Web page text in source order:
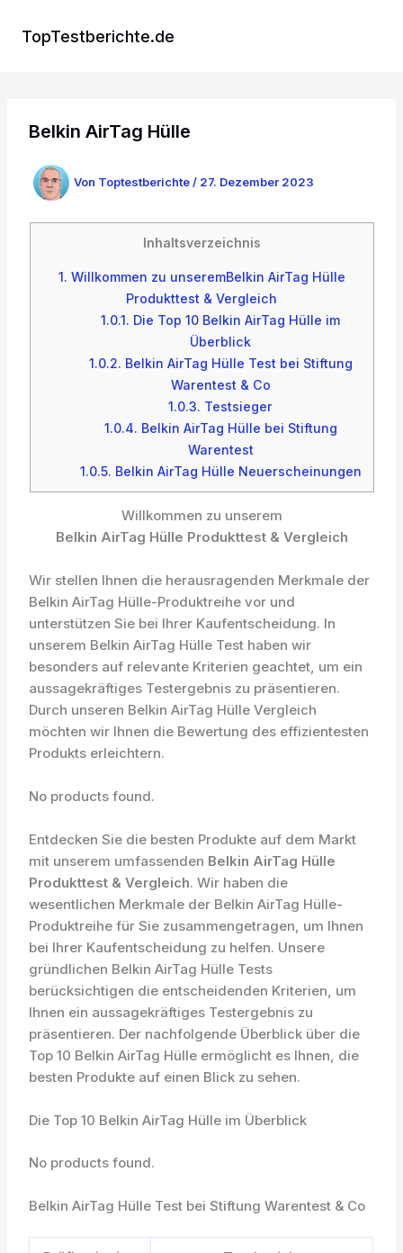
InhaltTopTestberichte.de
Belkin AirTag Hülle
Von Toptestberichte / 27. Dezember 2023
Inhaltsverzeichnis
1. Willkommen zu unseremBelkin AirTag Hülle
Produkttest & Vergleich
1.0.1. Die Top 10 Belkin AirTag Hülle im
Überblick
1.0.2. Belkin AirTag Hülle Test bei Stiftung
Warentest & Co
1.0.3. Testsieger
1.0.4. Belkin AirTag Hülle bei Stiftung
Warentest
1.0.5. Belkin AirTag Hülle Neuerscheinungen
Willkommen zu unserem
Belkin AirTag Hülle Produkttest & Vergleich
Wir stellen Ihnen die herausragenden Merkmale der
Belkin AirTag Hülle-Produktreihe vor und
unterstützen Sie bei Ihrer Kaufentscheidung. In
unserem Belkin AirTag Hülle Test haben wir
besonders auf relevante Kriterien geachtet, um ein
aussagekräftiges Testergebnis zu präsentieren.
Durch unseren Belkin AirTag Hülle Vergleich
möchten wir Ihnen die Bewertung des effizientesten
Produkts erleichtern.
No products found.
Entdecken Sie die besten Produkte auf dem Markt
mit unserem umfassenden Belkin AirTag Hülle
Produkttest & Vergleich. Wir haben die
wesentlichen Merkmale der Belkin AirTag Hülle-
Produktreihe für Sie zusammengetragen, um Ihnen
bei Ihrer Kaufentscheidung zu helfen. Unsere
gründlichen Belkin AirTag Hülle Tests
berücksichtigen die entscheidenden Kriterien, um
Ihnen ein aussagekräftiges Testergebnis zu
präsentieren. Der nachfolgende Überblick über die
Top 10 Belkin AirTag Hülle ermöglicht es Ihnen, die
besten Produkte auf einen Blick zu sehen.
Die Top 10 Belkin AirTag Hülle im Überblick
No products found.
Belkin AirTag Hülle Test bei Stiftung Warentest & Co